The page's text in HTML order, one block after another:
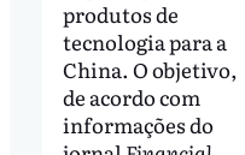
produtos de
tecnologia para a
China. O objetivo,
de acordo com
informações do